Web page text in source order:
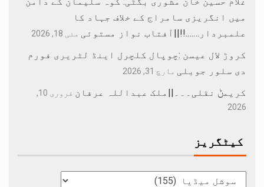
میں انگریزی سامراج کے خلاف جہاد کا
علمبردار…….!!||آفتاب نواز مستوئی مئی 18, 2026
کروڑ لال عیسن :چوپال کلچرل اینڈ لٹریری فورم
دی سلور جوبلی مارچ 31, 2026
کریمݨ نقلی۔۔۔||ملک عبداللہ عرفان
فروری 10,
2026
کیٹگریز